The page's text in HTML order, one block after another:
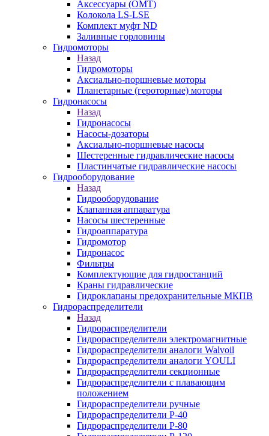
Аксессуары (OMT)
Колокола LS-LSE
Комплект муфт ND
Заливные горловины
Гидромоторы
Назад
Гидромоторы
Аксиально-поршневые моторы
Планетарные (героторные) моторы
Гидронасосы
Назад
Гидронасосы
Насосы-дозаторы
Аксиально-поршневые насосы
Шестеренные гидравлические насосы
Пластинчатые гидравлические насосы
Гидрооборудование
Назад
Гидрооборудование
Клапанная аппаратура
Насосы шестеренные
Гидроаппаратура
Гидромотор
Гидронасос
Фильтры
Комплектующие для гидростанций
Краны гидравлические
Гидроклапаны предохранительные МКПВ
Гидрораспределители
Назад
Гидрораспределители
Гидрораспределители электромагнитные
Гидрораспределители аналоги Walvoil
Гидрораспределители аналоги YOULI
Гидрораспределители секционные
Гидрораспределители с плавающим
положением
Гидрораспределители ручные
Гидрораспределители Р-40
Гидрораспределители Р-80